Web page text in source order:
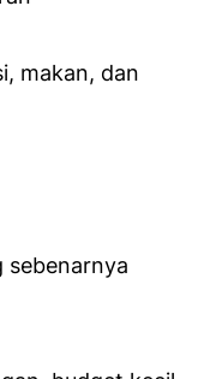
makan, dan
sebenarnya